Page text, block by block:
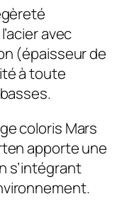
avec
(épaisseur de
à toute
coloris Mars
apporte une
s’intégrant